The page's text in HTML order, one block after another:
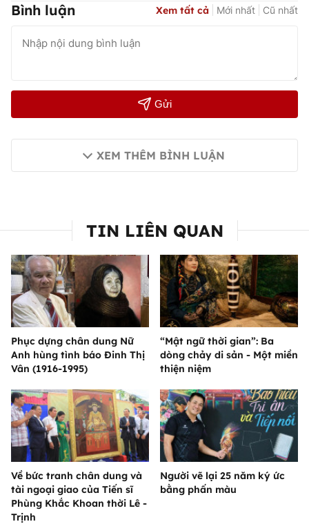
Bình luận Xem tất cả Mới nhất Cũ nhất
Gửi
XEM THÊM BÌNH LUẬN
TIN LIÊN QUAN
Phục dựng chân dung Nữ
Anh hùng tình báo Đinh Thị
Vân (1916-1995)
“Mật ngữ thời gian”: Ba
dòng chảy di sản - Một miền
thiện niệm
Về bức tranh chân dung và
tài ngoại giao của Tiến sĩ
Phùng Khắc Khoan thời Lê -
Trịnh
Người vẽ lại 25 năm ký ức
bằng phấn màu